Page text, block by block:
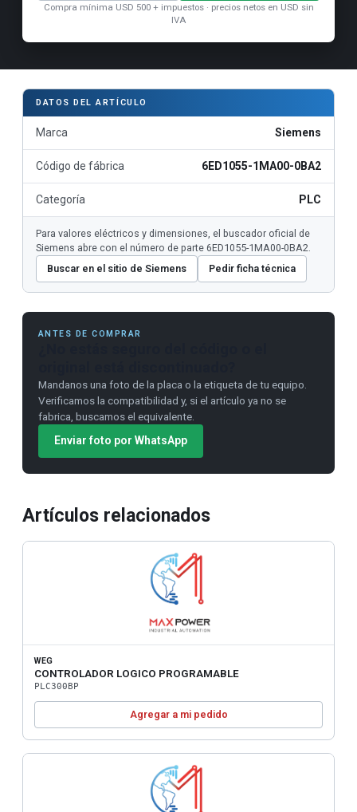
Compra mínima USD 500 + impuestos · precios netos en USD sin
IVA
DATOS DEL ARTÍCULO
Marca Siemens
Código de fábrica 6ED1055-1MA00-0BA2
Categoría PLC
Para valores eléctricos y dimensiones, el buscador oficial de
Siemens abre con el número de parte 6ED1055-1MA00-0BA2.
Buscar en el sitio de Siemens
Pedir ficha técnica
ANTES DE COMPRAR
Mandanos una foto de la placa o la etiqueta de tu equipo.
Verificamos la compatibilidad y, si el artículo ya no se
fabrica, buscamos el equivalente.
Enviar foto por WhatsApp
Artículos relacionados
WEG
CONTROLADOR LOGICO PROGRAMABLE
PLC300BP
Agregar a mi pedido